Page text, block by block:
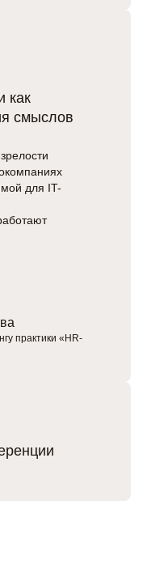
как
смыслов
для IT-
практики «HR-